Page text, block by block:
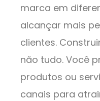
marca em
alcançar mais
clientes.
não tudo. Você
produtos ou
canais para